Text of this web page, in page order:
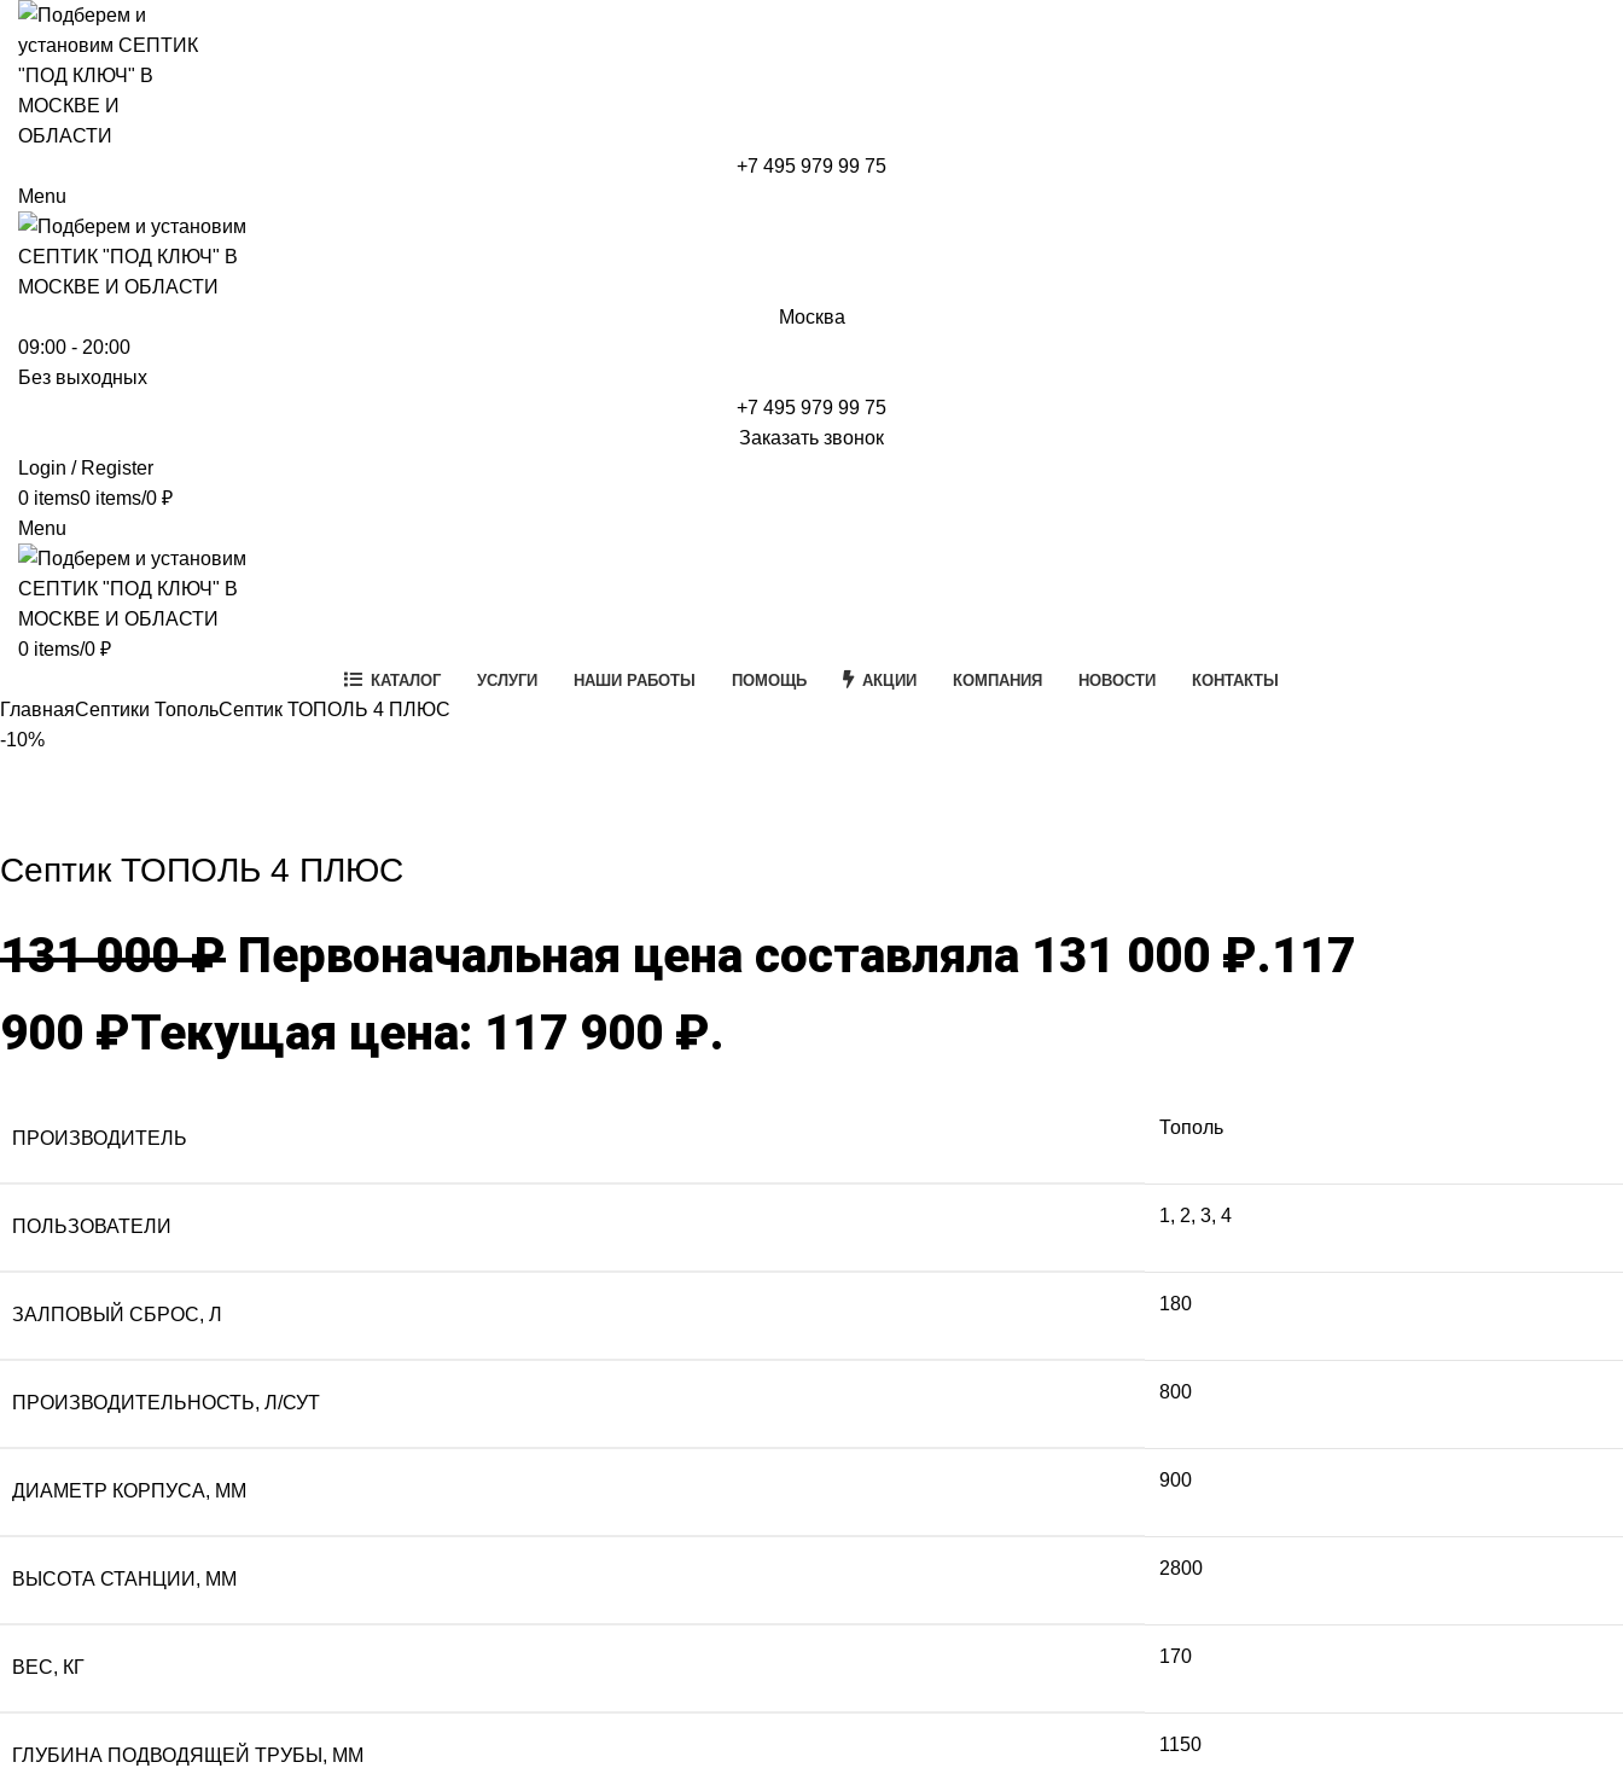
+7 495 979 99 75
Menu
Москва
09:00 - 20:00
Без выходных
+7 495 979 99 75
Заказать звонок
Login / Register
0 items0 items/0 ₽
Menu
0 items/0 ₽
КАТАЛОГ УСЛУГИ НАШИ РАБОТЫ ПОМОЩЬ АКЦИИ КОМПАНИЯ НОВОСТИ КОНТАКТЫ
ГлавнаяСептики ТопольСептик ТОПОЛЬ 4 ПЛЮС
-10%
Септик ТОПОЛЬ 4 ПЛЮС
131 000₽ Первоначальная цена составляла 131 000 ₽.117
900 ₽Текущая цена: 117 900 ₽.
ПРОИЗВОДИТЕЛЬ
Тополь
ПОЛЬЗОВАТЕЛИ
1, 2, 3, 4
ЗАЛПОВЫЙ СБРОС, Л
180
ПРОИЗВОДИТЕЛЬНОСТЬ, Л/СУТ
800
ДИАМЕТР КОРПУСА, ММ
900
ВЫСОТА СТАНЦИИ, ММ
2800
ВЕС, КГ
170
ГЛУБИНА ПОДВОДЯЩЕЙ ТРУБЫ, ММ
1150